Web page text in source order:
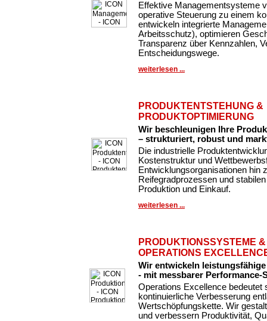
Effektive Managementsysteme
operative Steuerung zu einem
entwickeln integrierte
Arbeitsschutz), optimieren
Transparenz über Kennzahlen,
Entscheidungswege.
weiterlesen ...
PRODUKTENTSTEHUNG &
PRODUKTOPTIMIERUNG
Wir beschleunigen Ihre
– strukturiert, robust und
Die industrielle
Kostenstruktur und
Entwicklungsorganisationen hin
Reifegradprozessen und
Produktion und Einkauf.
weiterlesen ...
PRODUKTIONSSYSTEME &
OPERATIONS
Wir entwickeln
- mit messbarer Performance-
Operations Excellence bedeutet
kontinuierliche Verbesserung
Wertschöpfungskette. Wir
und verbessern Produktivität,